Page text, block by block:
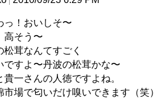
！おいしそ〜
高そう〜
松茸なんてすごく
ですよ〜丹波の松茸かな〜
貴一さんの人徳ですよね。
市場で匂いだけ嗅いできます（笑）